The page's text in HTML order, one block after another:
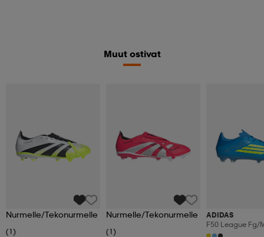
Muut ostivat
Nurmelle/Tekonurmelle
(1)
Nurmelle/Tekonurmelle
(1)
ADIDAS
F50 League Fg/